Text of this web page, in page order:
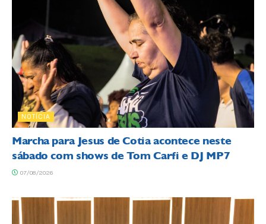
NOTÍCIA
Marcha para Jesus de Cotia acontece neste
sábado com shows de Tom Carfi e DJ MP7
07/08/2026